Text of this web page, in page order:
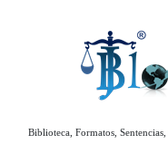
Biblioteca, Formatos,